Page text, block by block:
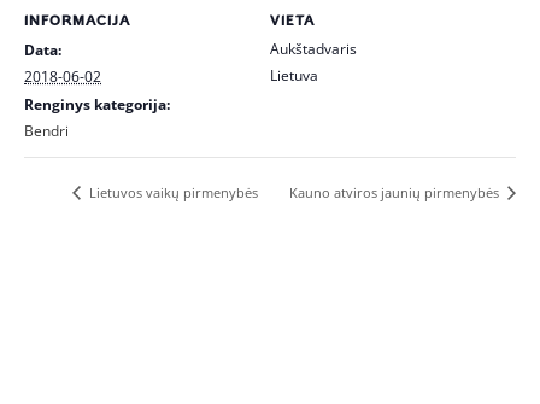
INFORMACIJA
Data:
2018-06-02
Renginys kategorija:
Bendri
VIETA
Aukštadvaris
Lietuva
Lietuvos vaikų pirmenybės Kauno atviros jaunių pirmenybės